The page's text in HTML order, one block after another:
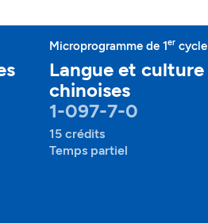
Microprogramme de 1er cycle
Langue et culture
chinoises
1-097-7-0
15 crédits
Temps partiel